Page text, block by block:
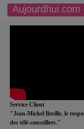
Aujourdhui.com
Service Client
"Jean-Michel Berille, le
des télé-conseillers."